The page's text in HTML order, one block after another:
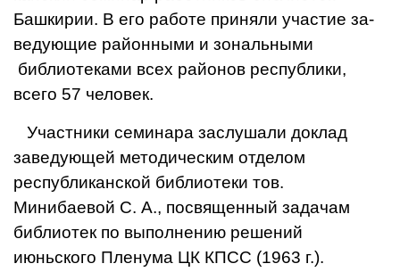
Башкирии. В его работе приняли участие за­
ведующие районными и зональными
библиотеками всех районов республики,
всего 57 человек.
Участники семинара за­слушали доклад
заведующей методическим отделом
республиканской библиоте­ки тов.
Минибаевой С. А., посвященный задачам
биб­лиотек по выполнению ре­шений
июньского Пленума ЦК КПСС (1963 г.).